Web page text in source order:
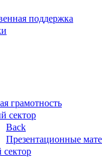
поддержка
грамотность
сектор
Back
Презентационные
сектор